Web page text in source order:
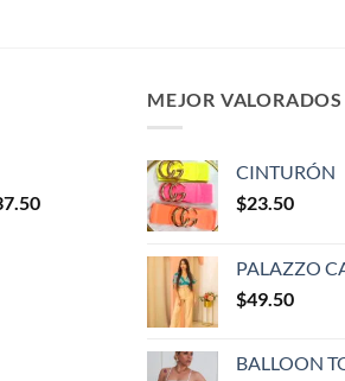
MEJOR VALORADOS
CINTURÓN
$23.50
PALAZZO
$49.50
BALLOON